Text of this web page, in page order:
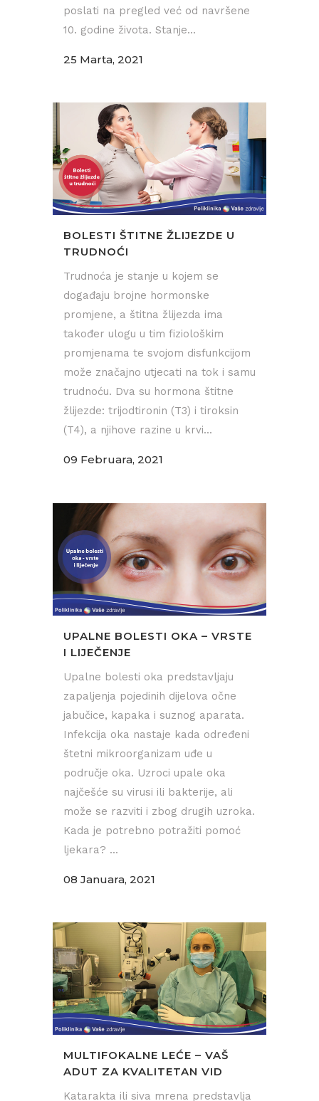
poslati na pregled već od navršene
10. godine života. Stanje...
25 Marta, 2021
BOLESTI ŠTITNE ŽLIJEZDE U
TRUDNOĆI
Trudnoća je stanje u kojem se
događaju brojne hormonske
promjene, a štitna žlijezda ima
također ulogu u tim fiziološkim
promjenama te svojom disfunkcijom
može značajno utjecati na tok i samu
trudnoću. Dva su hormona štitne
žlijezde: trijodtironin (T3) i tiroksin
(T4), a njihove razine u krvi...
09 Februara, 2021
UPALNE BOLESTI OKA – VRSTE
I LIJEČENJE
Upalne bolesti oka predstavljaju
zapaljenja pojedinih dijelova očne
jabučice, kapaka i suznog aparata.
Infekcija oka nastaje kada određeni
štetni mikroorganizam uđe u
područje oka. Uzroci upale oka
najčešće su virusi ili bakterije, ali
može se razviti i zbog drugih uzroka.
Kada je potrebno potražiti pomoć
ljekara? ...
08 Januara, 2021
MULTIFOKALNE LEĆE – VAŠ
ADUT ZA KVALITETAN VID
Katarakta ili siva mrena predstavlja